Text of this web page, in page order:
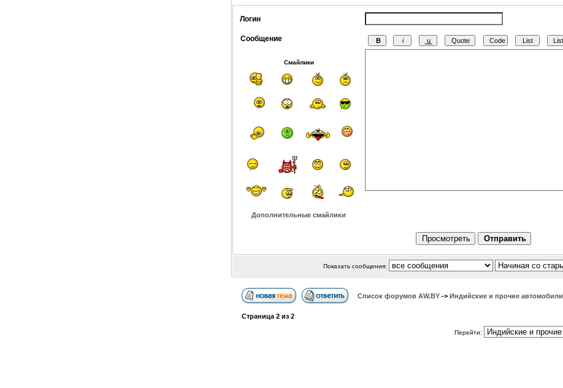
Логин
Сообщение
Смайлики
Дополнительные смайлики
Показать сообщения:
Список форумов АW.BY -> Индийские и прочие автомобили
Страница 2 из 2
Перейти: